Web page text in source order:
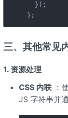
  });
};
三、 其他常见
1. 资源处理
CSS 内联：
JS 字符串并